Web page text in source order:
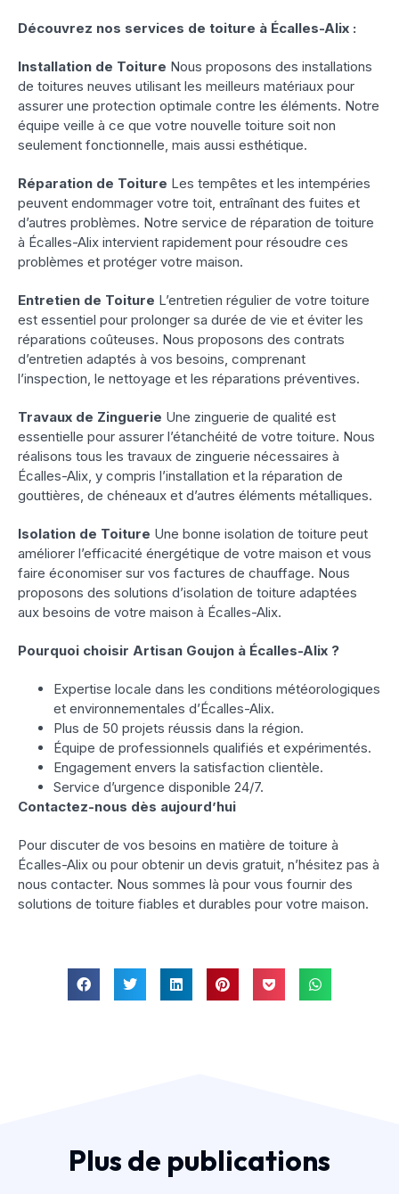
Découvrez nos services de toiture à Écalles-Alix :
Installation de Toiture Nous proposons des installations
de toitures neuves utilisant les meilleurs matériaux pour
assurer une protection optimale contre les éléments. Notre
équipe veille à ce que votre nouvelle toiture soit non
seulement fonctionnelle, mais aussi esthétique.
Réparation de Toiture Les tempêtes et les intempéries
peuvent endommager votre toit, entraînant des fuites et
d’autres problèmes. Notre service de réparation de toiture
à Écalles-Alix intervient rapidement pour résoudre ces
problèmes et protéger votre maison.
Entretien de Toiture L’entretien régulier de votre toiture
est essentiel pour prolonger sa durée de vie et éviter les
réparations coûteuses. Nous proposons des contrats
d’entretien adaptés à vos besoins, comprenant
l’inspection, le nettoyage et les réparations préventives.
Travaux de Zinguerie Une zinguerie de qualité est
essentielle pour assurer l’étanchéité de votre toiture. Nous
réalisons tous les travaux de zinguerie nécessaires à
Écalles-Alix, y compris l’installation et la réparation de
gouttières, de chéneaux et d’autres éléments métalliques.
Isolation de Toiture Une bonne isolation de toiture peut
améliorer l’efficacité énergétique de votre maison et vous
faire économiser sur vos factures de chauffage. Nous
proposons des solutions d’isolation de toiture adaptées
aux besoins de votre maison à Écalles-Alix.
Pourquoi choisir Artisan Goujon à Écalles-Alix ?
Expertise locale dans les conditions météorologiques
et environnementales d’Écalles-Alix.
Plus de 50 projets réussis dans la région.
Équipe de professionnels qualifiés et expérimentés.
Engagement envers la satisfaction clientèle.
Service d’urgence disponible 24/7.
Contactez-nous dès aujourd’hui
Pour discuter de vos besoins en matière de toiture à
Écalles-Alix ou pour obtenir un devis gratuit, n’hésitez pas à
nous contacter. Nous sommes là pour vous fournir des
solutions de toiture fiables et durables pour votre maison.
Plus de publications